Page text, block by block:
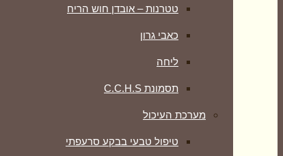
טטרנות – אובדן חוש הריח
כאבי גרון
ליחה
תסמונת C.C.H.S
מערכת העיכול
טיפול טבעי בבקע סרעפתי